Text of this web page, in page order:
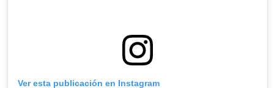
Ver esta publicación en Instagram